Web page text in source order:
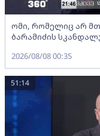
ომი, რომელიც არ
ბარამიძის
2026/08/08 00:35
51:14